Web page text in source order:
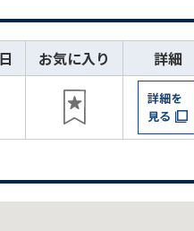
お気に入り 詳細
詳細を
見る